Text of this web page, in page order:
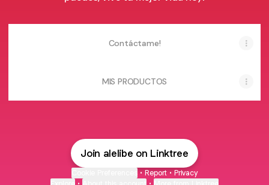
Contáctame!
MIS PRODUCTOS
Join alelibe on Linktree
• Report • Privacy